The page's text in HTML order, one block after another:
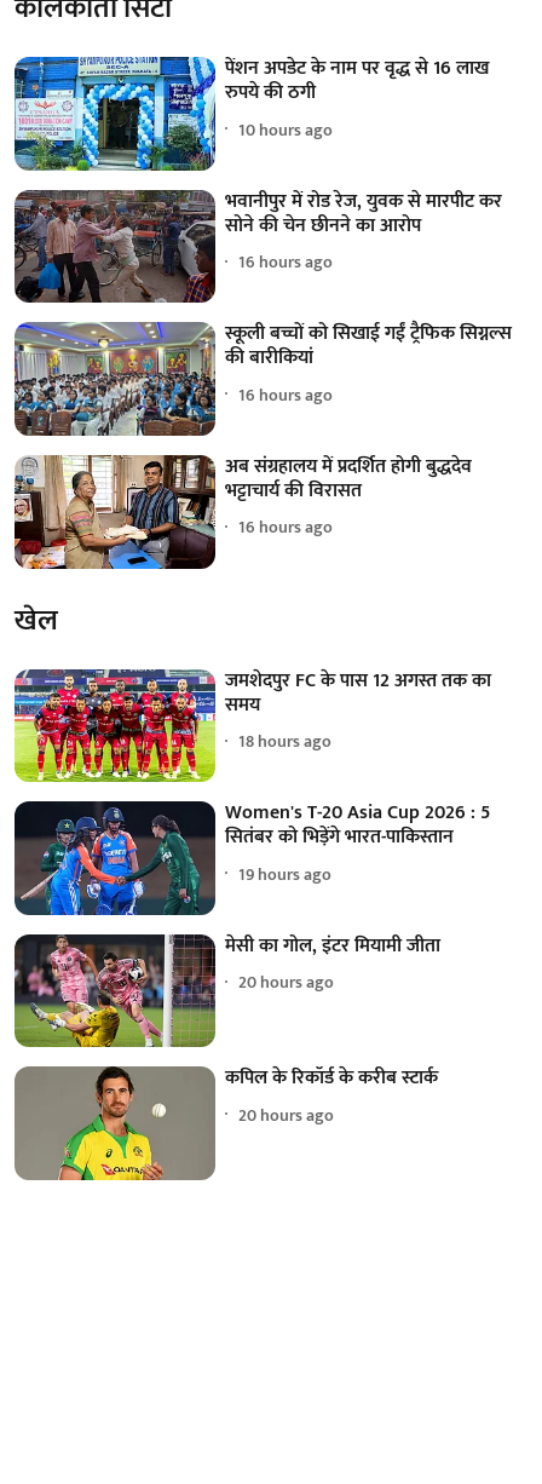
पेंशन अपडेट के नाम पर वृद्ध से 16 लाख
रुपये की ठगी
10 hours ago
भवानीपुर में रोड रेज, युवक से मारपीट कर
सोने की चेन छीनने का आरोप
16 hours ago
स्कूली बच्चों को सिखाई गईं ट्रैफिक सिग्नल्स
की बारीकियां
16 hours ago
अब संग्रहालय में प्रदर्शित होगी बुद्धदेव
भट्टाचार्य की विरासत
16 hours ago
खेल
जमशेदपुर FC के पास 12 अगस्त तक का
समय
18 hours ago
Women's T-20 Asia Cup 2026 : 5
सितंबर को भिड़ेंगे भारत-पाकिस्तान
19 hours ago
मेसी का गोल, इंटर मियामी जीता
20 hours ago
कपिल के रिकॉर्ड के करीब स्टार्क
20 hours ago